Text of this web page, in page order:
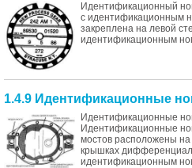
Идентификационный
с идентификационным
закреплена на левой
идентификационным
1.4.9 Идентификационные
Идентификационные
Идентификационные
мостов расположены
крышках
идентификационным